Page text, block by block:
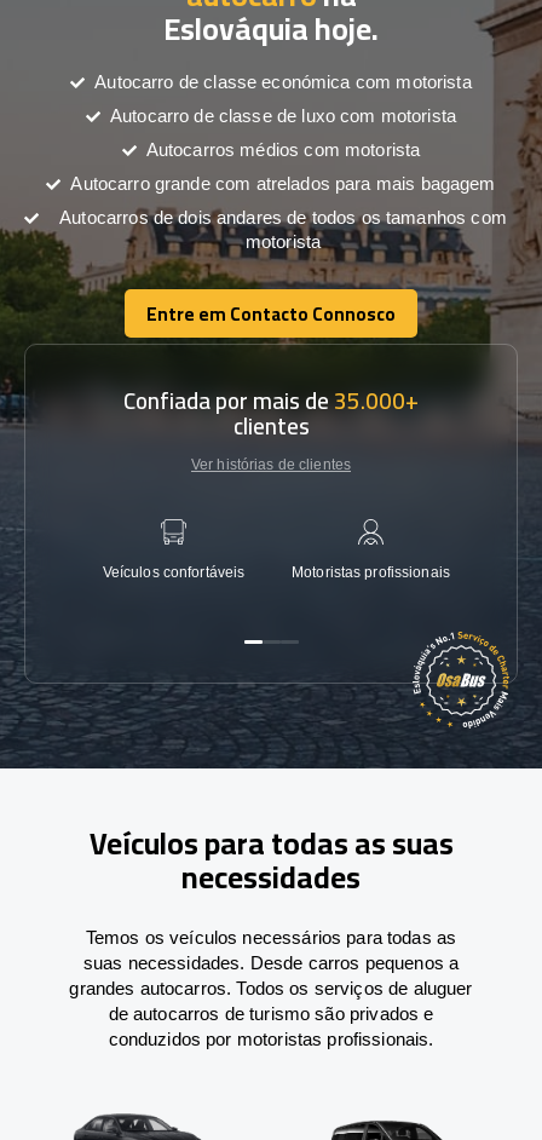
Eslováquia hoje.
Autocarro de classe económica com motorista
Autocarro de classe de luxo com motorista
Autocarros médios com motorista
Autocarro grande com atrelados para mais bagagem
Autocarros de dois andares de todos os tamanhos com
motorista
Entre em Contacto Connosco
Entre em Contacto Connosco
Confiada por mais de35.000+
clientes
Ver histórias de clientes
Veículos confortáveis Motoristas profissionais
Veículos para todas as suas
necessidades
Temos os veículos necessários para todas as
suas necessidades. Desde carros pequenos a
grandes autocarros. Todos os serviços de aluguer
de autocarros de turismo são privados e
conduzidos por motoristas profissionais.